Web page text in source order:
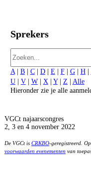
Sprekers
A| B| C| D| E F| G| H|
U| V| W| X| Y| Z
Alle
Hieronder zie je alle
VGCt najaarscongres
2, 3 en 4 november 2022
De VGCt is CRKBO-geregistreerd.
voorwaarden evenementen van